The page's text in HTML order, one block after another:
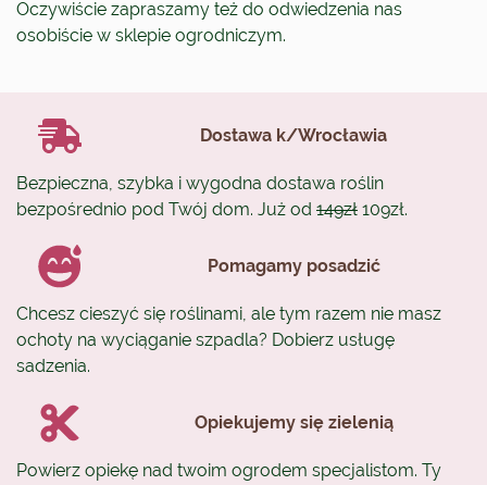
Oczywiście zapraszamy też do odwiedzenia nas
osobiście w sklepie ogrodniczym.
Dostawa k/Wrocławia
Bezpieczna, szybka i wygodna dostawa roślin
bezpośrednio pod Twój dom. Już od 149zł 109zł.
Pomagamy posadzić
Chcesz cieszyć się roślinami, ale tym razem nie masz
ochoty na wyciąganie szpadla? Dobierz usługę
sadzenia.
Opiekujemy się zielenią
Powierz opiekę nad twoim ogrodem specjalistom. Ty